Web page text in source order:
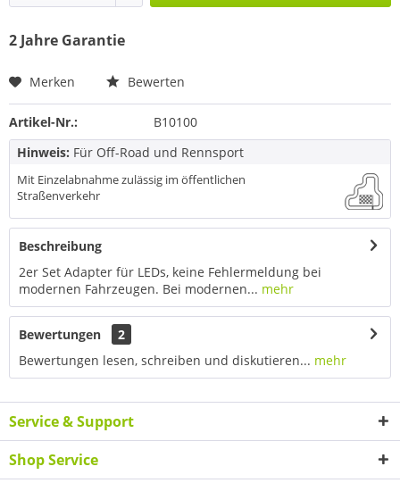
2 Jahre Garantie
Merken Bewerten
Artikel-Nr.:
B10100
Hinweis: Für Off-Road und Rennsport
Mit Einzelabnahme zulässig im öffentlichen
Straßenverkehr
Beschreibung
2er Set Adapter für LEDs, keine Fehlermeldung bei
modernen Fahrzeugen. Bei modernen... mehr
Bewertungen
2
Bewertungen lesen, schreiben und diskutieren... mehr
Service & Support
Shop Service